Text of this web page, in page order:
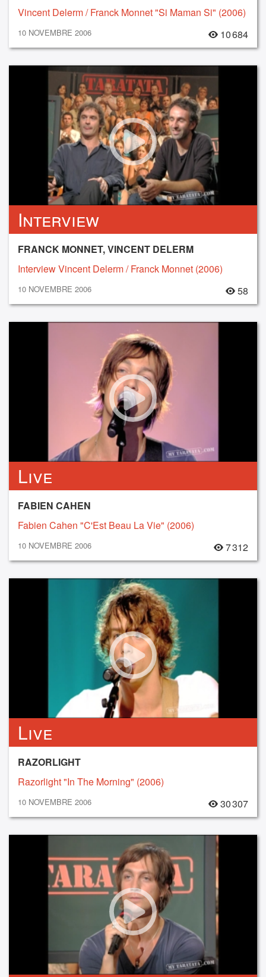
Vincent Delerm / Franck Monnet "Si Maman Si" (2006)
10 NOVEMBRE 2006 10 684
Interview
FRANCK MONNET, VINCENT DELERM
Interview Vincent Delerm / Franck Monnet (2006)
10 NOVEMBRE 2006 58
Live
FABIEN CAHEN
Fabien Cahen "C'Est Beau La Vie" (2006)
10 NOVEMBRE 2006 7 312
Live
RAZORLIGHT
Razorlight "In The Morning" (2006)
10 NOVEMBRE 2006 30 307